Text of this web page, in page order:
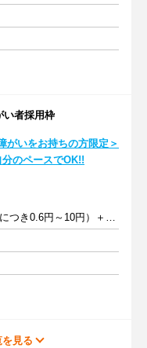
者採用枠
がいをお持ちの方限定＞
のペースでOK!!
完全出来高制（1文字につき0.6円～10円）＋皆勤手当
見る